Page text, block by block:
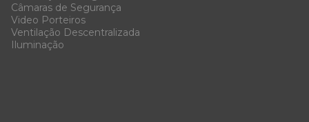
Câmaras de Segurança
Video Porteiros
Ventilação Descentralizada
Iluminação